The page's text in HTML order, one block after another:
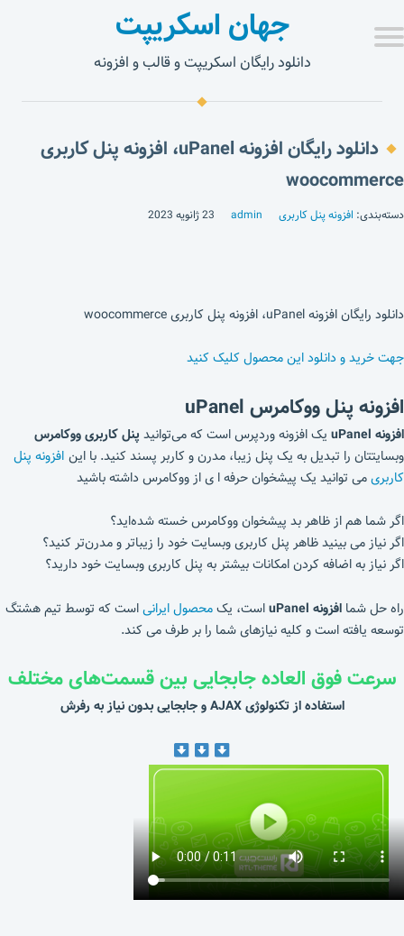
جهان اسکریپت
دانلود رایگان اسکریپت و قالب و افزونه
دانلود رایگان افزونه uPanel، افزونه پنل کاربری
woocommerce
دسته‌بندی: افزونه پنل کاربری admin 23 ژانویه 2023
دانلود رایگان افزونه uPanel، افزونه پنل کاربری woocommerce
جهت خرید و دانلود این محصول کلیک کنید
افزونه پنل ووکامرس uPanel
افزونه uPanel یک افزونه وردپرس است که می‌توانید پنل کاربری ووکامرس
وبسایتتان را تبدیل به یک پنل زیبا، مدرن و کاربر پسند کنید. با این افزونه پنل
کاربریمی توانید یک پیشخوان حرفه ا ی از ووکامرس داشته باشید
اگر شما هم از ظاهر بد پیشخوان ووکامرس خسته شده‌اید؟
اگر نیاز می بینید ظاهر پنل کاربری وبسایت خود را زیباتر و مدرن‌تر کنید؟
اگر نیاز به اضافه کردن امکانات بیشتر به پنل کاربری وبسایت خود دارید؟
راه حل شما افزونه uPanelاست، یکمحصول ایرانیاست که توسط تیم هشتگ
توسعه یافته است و کلیه نیازهای شما را بر طرف می کند.
سرعت فوق العاده جابجایی بین قسمت‌های مختلف
استفاده از تکنولوژی AJAX و جابجایی بدون نیاز به رفرش